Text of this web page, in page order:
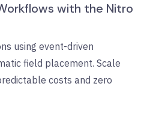
with the Nitro
using event-driven
field placement. Scale
costs and zero